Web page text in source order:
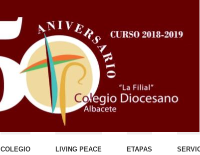
COLEGIO LIVING PEACE ETAPAS